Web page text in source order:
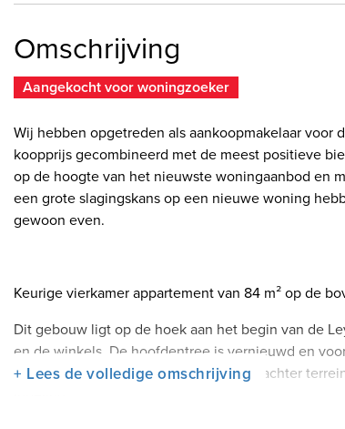
Omschrijving
Aangekocht voor woningzoeker
Wij hebben opgetreden als aankoopmakelaar voor
koopprijs gecombineerd met de meest positieve
op de hoogte van het nieuwste woningaanbod en
een grote slagingskans op een nieuwe woning
gewoon even.
Keurige vierkamer appartement van 84 m² op de
Dit gebouw ligt op de hoek aan het begin van de
en de winkels. De hoofdentree is vernieuwd en
Parkeergelegenheid op het afgesloten achter
+ Lees de volledige omschrijving